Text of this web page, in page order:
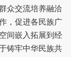
众交流培养融洽
，促进各民族广
间嵌入拓展到经
铸牢中华民族共